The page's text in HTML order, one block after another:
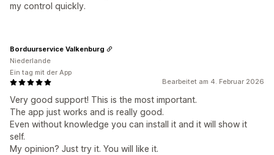
my control quickly.
Bearbeitet am 4. Februar 2026
Very good support! This is the most important.
The app just works and is really good.
Even without knowledge you can install it and it will show it
self.
My opinion? Just try it. You will like it.
Borduurservice Valkenburg
Niederlande
Ein tag mit der App